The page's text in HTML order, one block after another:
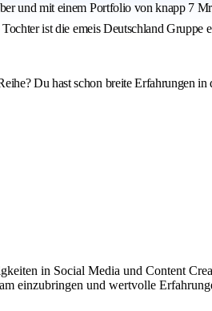
und mit einem Portfolio von knapp 7
ist die emeis Deutschland
Du hast schon breite Erfahrungen
in Social Media und Content
einzubringen und wertvolle